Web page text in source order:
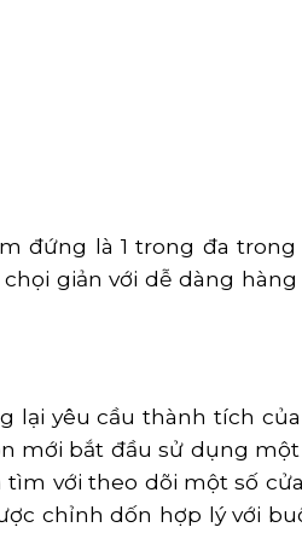
đứng là 1 trong đa
giản với dễ dàng
yêu cầu thành tích
mới bắt đầu sử dụng
với theo dõi một số
chỉnh dốn hợp lý với